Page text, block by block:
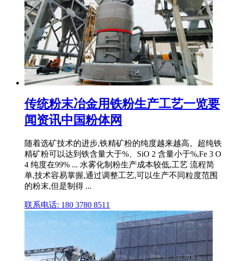
传统粉末冶金用铁粉生产工艺一览要
闻资讯中国粉体网
随着选矿技术的进步,铁精矿粉的纯度越来越高。超纯铁
精矿粉可以达到铁含量大于%、SiO 2 含量小于%,Fe 3 O
4 纯度在99% ... 水雾化制粉生产成本较低,工艺 流程简
单,技术容易掌握,通过调整工艺,可以生产不同粒度范围
的粉末,但是制得 ...
联系电话: 180 3780 8511